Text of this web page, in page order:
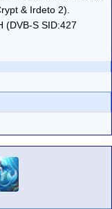
& Irdeto 2).
(DVB-S SID:427